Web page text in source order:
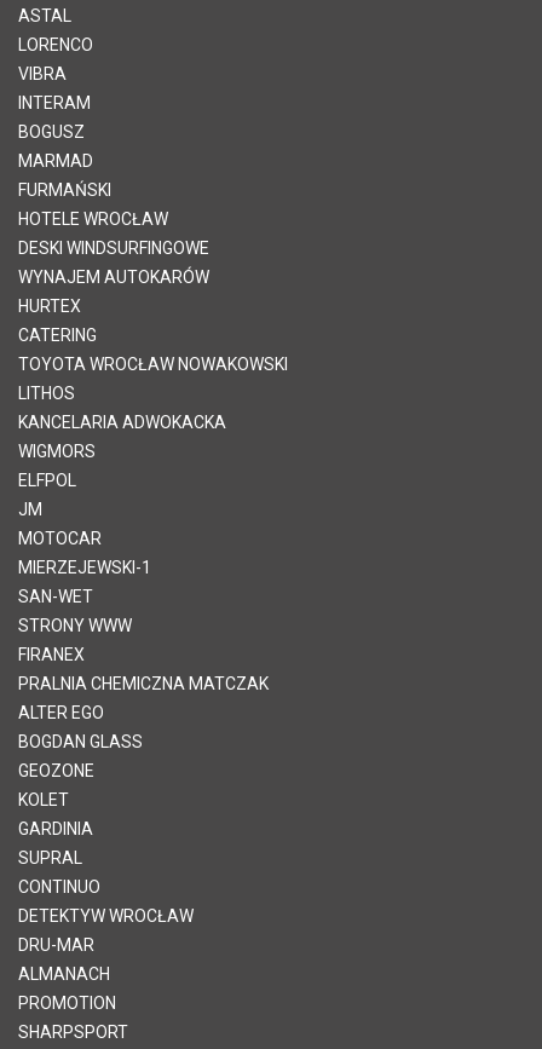
ASTAL
LORENCO
VIBRA
INTERAM
BOGUSZ
MARMAD
FURMAŃSKI
HOTELE WROCŁAW
DESKI WINDSURFINGOWE
WYNAJEM AUTOKARÓW
HURTEX
CATERING
TOYOTA WROCŁAW NOWAKOWSKI
LITHOS
KANCELARIA ADWOKACKA
WIGMORS
ELFPOL
JM
MOTOCAR
MIERZEJEWSKI-1
SAN-WET
STRONY WWW
FIRANEX
PRALNIA CHEMICZNA MATCZAK
ALTER EGO
BOGDAN GLASS
GEOZONE
KOLET
GARDINIA
SUPRAL
CONTINUO
DETEKTYW WROCŁAW
DRU-MAR
ALMANACH
PROMOTION
SHARPSPORT